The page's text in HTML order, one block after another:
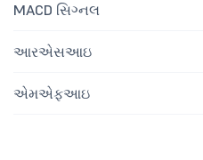
MACD સિગ્નલ
આરએસઆઇ
એમએફઆઇ